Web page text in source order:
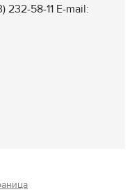
232-58-11 Е-mail: